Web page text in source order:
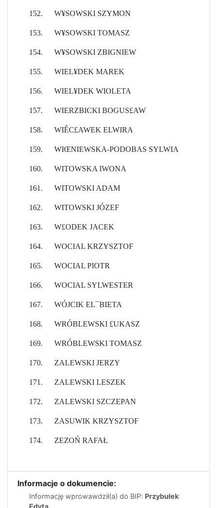
152. W¥SOWSKI SZYMON
153. W¥SOWSKI TOMASZ
154. W¥SOWSKI ZBIGNIEW
155. WIEL¥DEK MAREK
156. WIEL¥DEK WIOLETA
157. WIERZBICKI BOGUS£AW
158. WIÊC£AWEK ELWIRA
159. WIŒNIEWSKA-PODOBAS SYLWIA
160. WITOWSKA IWONA
161. WITOWSKI ADAM
162. WITOWSKI JÓZEF
163. W£ODEK JACEK
164. WOCIAL KRZYSZTOF
165. WOCIAL PIOTR
166. WOCIAL SYLWESTER
167. WÓJCIK EL¯BIETA
168. WRÓBLEWSKI £UKASZ
169. WRÓBLEWSKI TOMASZ
170. ZALEWSKI JERZY
171. ZALEWSKI LESZEK
172. ZALEWSKI SZCZEPAN
173. ZASUWIK KRZYSZTOF
174. ZEZOŃ RAFAŁ
Informacje o dokumencie:
Informację wprowawdził(a) do BIP: Przybułek